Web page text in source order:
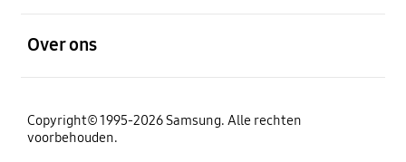
Over ons
Copyright© 1995-2026 Samsung. Alle rechten
voorbehouden.